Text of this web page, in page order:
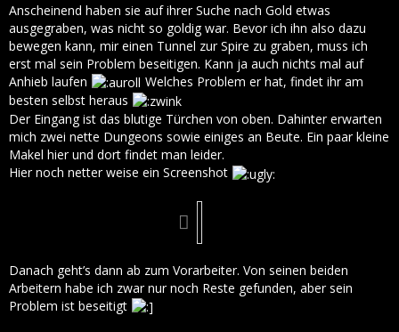
Anscheinend haben sie auf ihrer Suche nach Gold etwas
ausgegraben, was nicht so goldig war. Bevor ich ihn also dazu
bewegen kann, mir einen Tunnel zur Spire zu graben, muss ich
erst mal sein Problem beseitigen. Kann ja auch nichts mal auf
Anhieb laufen
Welches Problem er hat, findet ihr am
besten selbst heraus
Der Eingang ist das blutige Türchen von oben. Dahinter erwarten
mich zwei nette Dungeons sowie einiges an Beute. Ein paar kleine
Makel hier und dort findet man leider.
Hier noch netter weise ein Screenshot
Danach geht’s dann ab zum Vorarbeiter. Von seinen beiden
Arbeitern habe ich zwar nur noch Reste gefunden, aber sein
Problem ist beseitigt